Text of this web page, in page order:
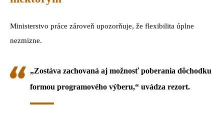
Ministerstvo práce zároveň upozorňuje, že flexibilita úplne
nezmizne.
„Zostáva zachovaná aj možnosť poberania dôchodku
formou programového výberu,“ uvádza rezort.